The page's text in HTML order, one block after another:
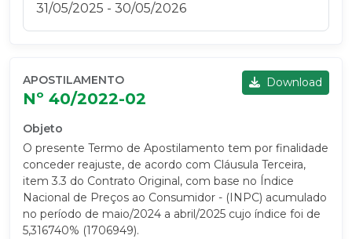
31/05/2025 - 30/05/2026
APOSTILAMENTO
Nº 40/2022-02
Download
Objeto
O presente Termo de Apostilamento tem por finalidade
conceder reajuste, de acordo com Cláusula Terceira,
item 3.3 do Contrato Original, com base no Índice
Nacional de Preços ao Consumidor - (INPC) acumulado
no período de maio/2024 a abril/2025 cujo índice foi de
5,316740% (1706949).